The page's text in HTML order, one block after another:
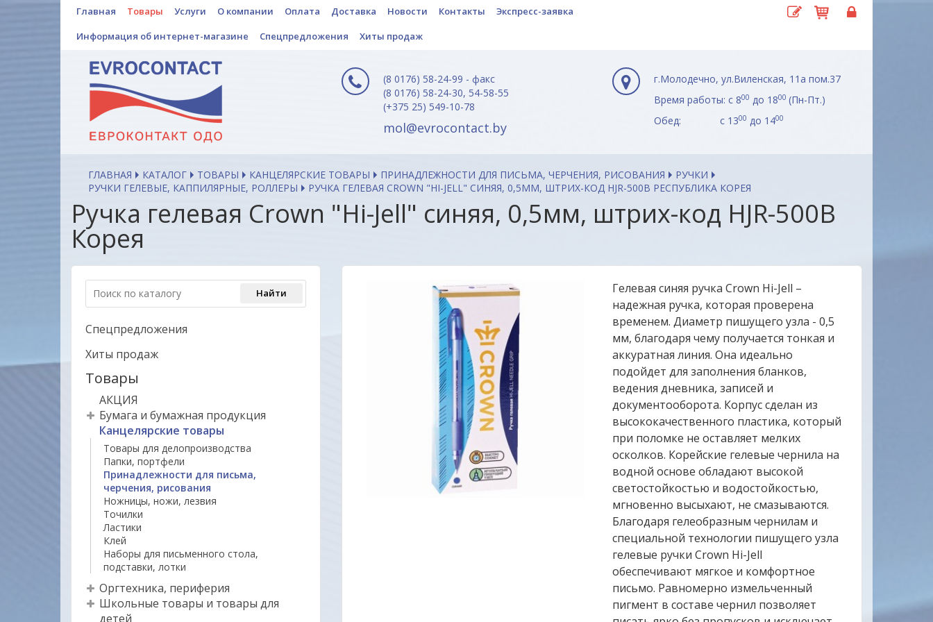
Главная Товары Услуги О компании Оплата Доставка Новости Контакты
Экспресс-заявка
Информация об интернет-магазине
Спецпредложения Хиты продаж
(8 0176) 58-24-99 - факс
(8 0176) 58-24-30, 54-58-55
(+375 25) 549-10-78
mol@evrocontact.by
г.Молодечно, ул.Виленская, 11а пом.37
Время работы: с 800 до 1800 (Пн-Пт.)
Обед: с 1300 до 1400
ГЛАВНАЯ КАТАЛОГ ТОВАРЫ КАНЦЕЛЯРСКИЕ ТОВАРЫ ПРИНАДЛЕЖНОСТИ ДЛЯ ПИСЬМА, ЧЕРЧЕНИЯ, РИСОВАНИЯ
РУЧКИ
РУЧКИ ГЕЛЕВЫЕ, КАППИЛЯРНЫЕ, РОЛЛЕРЫ
РУЧКА ГЕЛЕВАЯ CROWN "HI-JELL" СИНЯЯ, 0,5ММ, ШТРИХ-КОД HJR-500B РЕСПУБЛИКА КОРЕЯ
Ручка гелевая Crown "Hi-Jell" синяя, 0,5мм, штрих-код HJR-500B
Корея
Спецпредложения
Хиты продаж
Товары
АКЦИЯ
Бумага и бумажная продукция
Канцелярские товары
Товары для делопроизводства
Папки, портфели
Принадлежности для письма,
черчения, рисования
Ножницы, ножи, лезвия
Точилки
Ластики
Клей
Наборы для письменного стола,
подставки, лотки
Оргтехника, периферия
Школьные товары и товары для
детей
Гелевая синяя ручка Crown Hi-Jell –
надежная ручка, которая проверена
временем. Диаметр пишущего узла - 0,5
мм, благодаря чему получается тонкая и
аккуратная линия. Она идеально
подойдет для заполнения бланков,
ведения дневника, записей и
документооборота. Корпус сделан из
высококачественного пластика, который
при поломке не оставляет мелких
осколков. Корейские гелевые чернила на
водной основе обладают высокой
светостойкостью и водостойкостью,
мгновенно высыхают, не смазываются.
Благодаря гелеобразным чернилам и
специальной технологии пишущего узла
гелевые ручки Crown Hi-Jell
обеспечивают мягкое и комфортное
письмо. Равномерно измельченный
пигмент в составе чернил позволяет